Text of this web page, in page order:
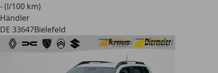
- (l/100 km)
Händler
DE 33647Bielefeld